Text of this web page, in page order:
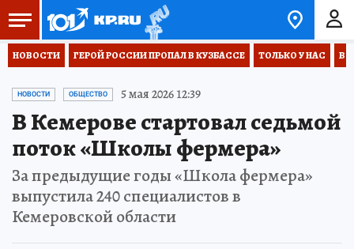
НОВОСТИ ГЕРОЙ РОССИИ ПРОПАЛ В КУЗБАССЕ ТОЛЬКО У НАС
НОВОСТИ ОБЩЕСТВО 5 мая 2026 12:39
В Кемерове стартовал седьмой
поток «Школы фермера»
За предыдущие годы «Школа фермера»
выпустила 240 специалистов в
Кемеровской области